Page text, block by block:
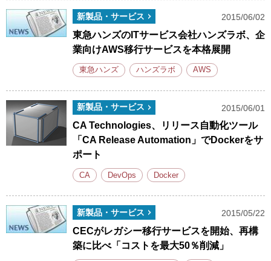
新製品・サービス 2015/06/02
東急ハンズのITサービス会社ハンズラボ、企
業向けAWS移行サービスを本格展開
東急ハンズ ハンズラボ AWS
新製品・サービス 2015/06/01
CA Technologies、リリース自動化ツール
「CA Release Automation」でDockerをサ
ポート
CA DevOps Docker
新製品・サービス 2015/05/22
CECがレガシー移行サービスを開始、再構
築に比べ「コストを最大50％削減」